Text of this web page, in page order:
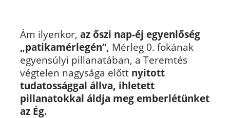
Ám ilyenkor, az őszi nap-éj egyenlőség
„patikamérlegén”, Mérleg 0. fokának
egyensúlyi pillanatában, a Teremtés
végtelen nagysága előtt nyitott
tudatossággal állva, ihletett
pillanatokkal áldja meg emberlétünket
az Ég.